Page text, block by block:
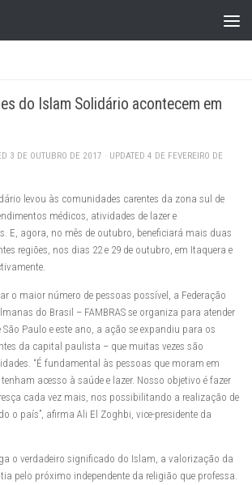
do Islam Solidário acontecem em
3 DE OUTUBRO DE 2017 · UPDATED 4 DE FEVEREIRO DE
levou às comunidades carentes da zona sul de
médicos, atividades de lazer e
E, agora, no mês de outubro, beneficiará mais duas
regiões, nos dias 22 e 29 de outubro, em Itaquera e
o maior número de pessoas possível, a Federação
do Brasil – FAMBRAS se organiza para atender
Paulo e este ano, a ação se expandiu para os
da capital paulista – que muitas vezes são
“É fundamental às pessoas que moram em
acesso à saúde e lazer. Nosso objetivo é fazer
cada vez mais, nos possibilitando a realização de
o país”, afirma Ali El Zoghbi, vice-presidente da
o verdadeiro significado do Islam, a valorização da
pelo próximo independente da religião que professa.